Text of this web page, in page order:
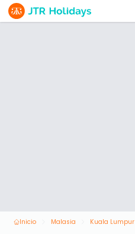
Inicio Malasia Kuala Lumpur